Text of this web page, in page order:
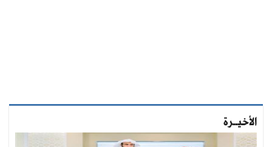
الأخيــرة